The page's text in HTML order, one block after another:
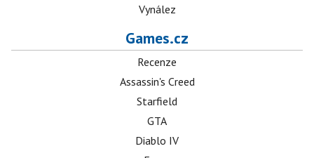
Vynález
Games.cz
Recenze
Assassin's Creed
Starfield
GTA
Diablo IV